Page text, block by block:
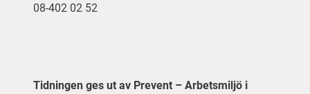
08-402 02 52
Tidningen ges ut av Prevent – Arbetsmiljö i